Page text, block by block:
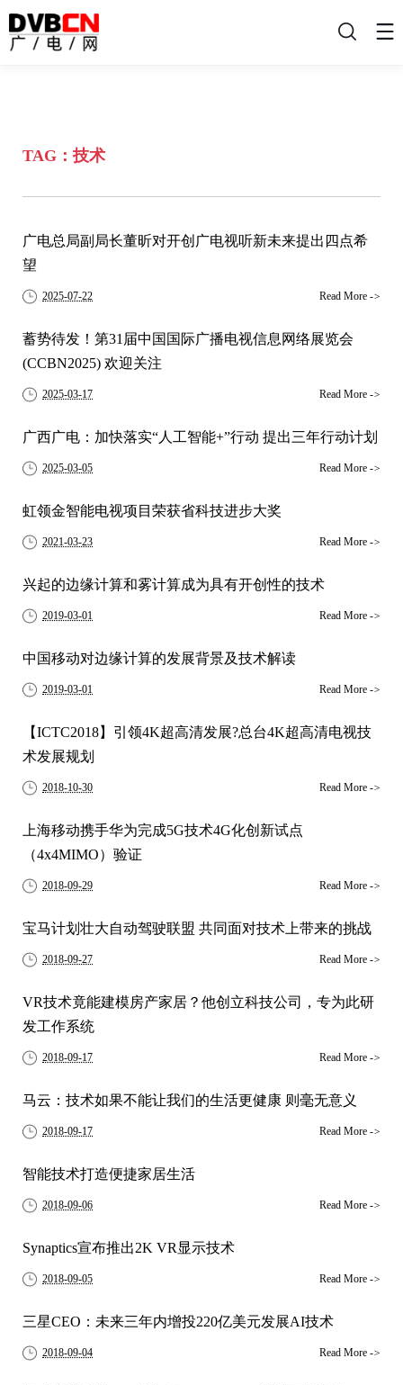
搜
TAG：技术
广电总局副局长董昕对开创广电视听新未来提出四点希
望
2025-07-22 Read More ->
蓄势待发！第31届中国国际广播电视信息网络展览会
(CCBN2025) 欢迎关注
2025-03-17 Read More ->
广西广电：加快落实“人工智能+”行动 提出三年行动计划
2025-03-05 Read More ->
虹领金智能电视项目荣获省科技进步大奖
2021-03-23 Read More ->
兴起的边缘计算和雾计算成为具有开创性的技术
2019-03-01 Read More ->
中国移动对边缘计算的发展背景及技术解读
2019-03-01 Read More ->
【ICTC2018】引领4K超高清发展?总台4K超高清电视技
术发展规划
2018-10-30 Read More ->
上海移动携手华为完成5G技术4G化创新试点
（4x4MIMO）验证
2018-09-29 Read More ->
宝马计划壮大自动驾驶联盟 共同面对技术上带来的挑战
2018-09-27 Read More ->
VR技术竟能建模房产家居？他创立科技公司，专为此研
发工作系统
2018-09-17 Read More ->
马云：技术如果不能让我们的生活更健康 则毫无意义
2018-09-17 Read More ->
智能技术打造便捷家居生活
2018-09-06 Read More ->
Synaptics宣布推出2K VR显示技术
2018-09-05 Read More ->
三星CEO：未来三年内增投220亿美元发展AI技术
2018-09-04 Read More ->